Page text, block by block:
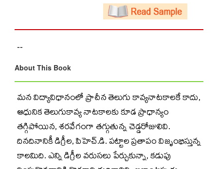
--
About This Book
మన విద్యావిధానంలో ప్రాచీన తెలుగు కావ్యనాటకాలకే కాదు,
ఆధునిక తెలుగుకావ్య నాటకాలకు కూడ ప్రాధాన్యం
తగ్గిపోయిన, శరవేగంగా తగ్గుతున్న చెడ్డరోజులివి.
దినదినానికీ డిగ్రీల, పిహెచ్.డి. పట్టాల ప్రతాపం విజృంభిస్తున్న
కాలమిది. ఎన్ని డిగ్రీల వరుసలు పేర్చుకున్నా, కడుపు